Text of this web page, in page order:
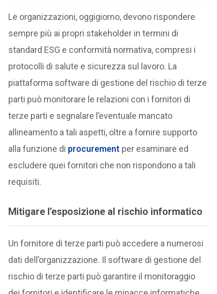
Le organizzazioni, oggigiorno, devono rispondere
sempre più ai propri stakeholder in termini di
standard ESG e conformità normativa, compresi i
protocolli di salute e sicurezza sul lavoro. La
piattaforma software di gestione del rischio di terze
parti può monitorare le relazioni con i fornitori di
terze parti e segnalare l’eventuale mancato
allineamento a tali aspetti, oltre a fornire supporto
alla funzione di procurement per esaminare ed
escludere quei fornitori che non rispondono a tali
requisiti.
Mitigare l’esposizione al rischio informatico
Un fornitore di terze parti può accedere a numerosi
dati dell’organizzazione. Il software di gestione del
rischio di terze parti può garantire il monitoraggio